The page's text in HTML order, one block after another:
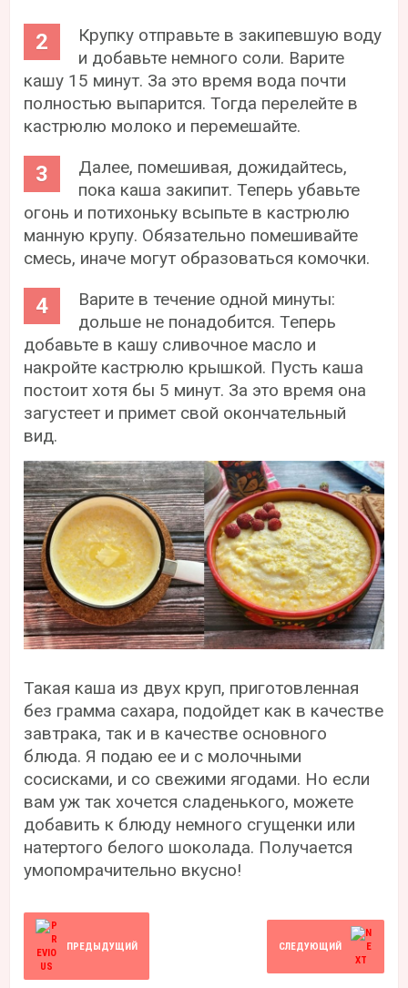
Крупку отправьте в закипевшую воду
и добавьте немного соли. Варите
кашу 15 минут. За это время вода почти
полностью выпарится. Тогда перелейте в
кастрюлю молоко и перемешайте.
Далее, помешивая, дожидайтесь,
пока каша закипит. Теперь убавьте
огонь и потихоньку всыпьте в кастрюлю
манную крупу. Обязательно помешивайте
смесь, иначе могут образоваться комочки.
Варите в течение одной минуты:
дольше не понадобится. Теперь
добавьте в кашу сливочное масло и
накройте кастрюлю крышкой. Пусть каша
постоит хотя бы 5 минут. За это время она
загустеет и примет свой окончательный
вид.
Такая каша из двух круп, приготовленная
без грамма сахара, подойдет как в качестве
завтрака, так и в качестве основного
блюда. Я подаю ее и с молочными
сосисками, и со свежими ягодами. Но если
вам уж так хочется сладенького, можете
добавить к блюду немного сгущенки или
натертого белого шоколада. Получается
умопомрачительно вкусно!
ПРЕДЫДУЩИЙ СЛЕДУЮЩИЙ